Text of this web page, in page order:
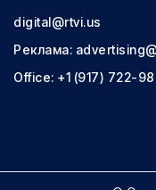
digital@rtvi.us
Реклама:
Office: +1 (917) 722-